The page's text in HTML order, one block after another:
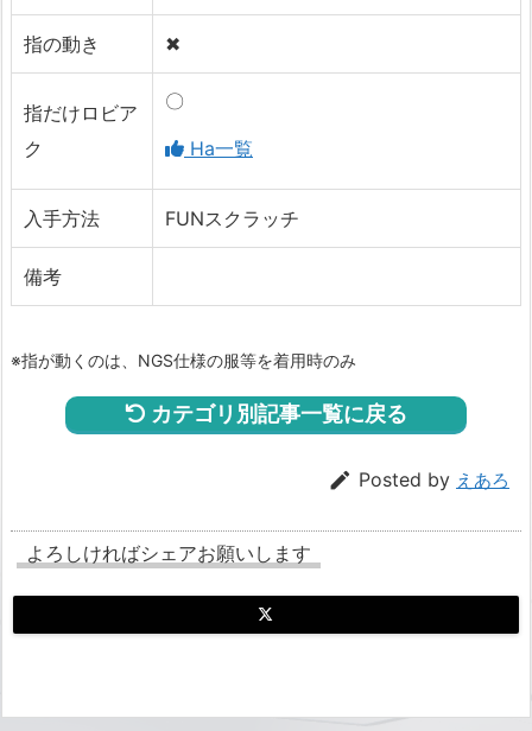
指の動き ✖
指だけロビア
ク
〇
Ha一覧
入手方法 FUNスクラッチ
備考
※指が動くのは、NGS仕様の服等を着用時のみ
カテゴリ別記事一覧に戻る
 Posted by えあろ
よろしければシェアお願いします